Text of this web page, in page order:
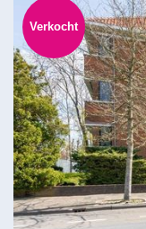
Verkocht